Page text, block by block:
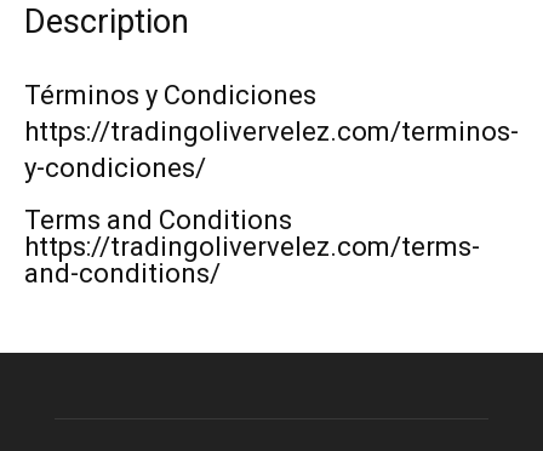
Description
Términos y Condiciones
https://tradingolivervelez.com/terminos-
y-condiciones/
Terms and Conditions
https://tradingolivervelez.com/terms-
and-conditions/